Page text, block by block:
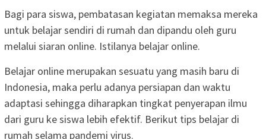
Bagi para siswa, pembatasan kegiatan memaksa mereka
untuk belajar sendiri di rumah dan dipandu oleh guru
melalui siaran online. Istilanya belajar online.
Belajar online merupakan sesuatu yang masih baru di
Indonesia, maka perlu adanya persiapan dan waktu
adaptasi sehingga diharapkan tingkat penyerapan ilmu
dari guru ke siswa lebih efektif. Berikut tips belajar di
rumah selama pandemi virus.